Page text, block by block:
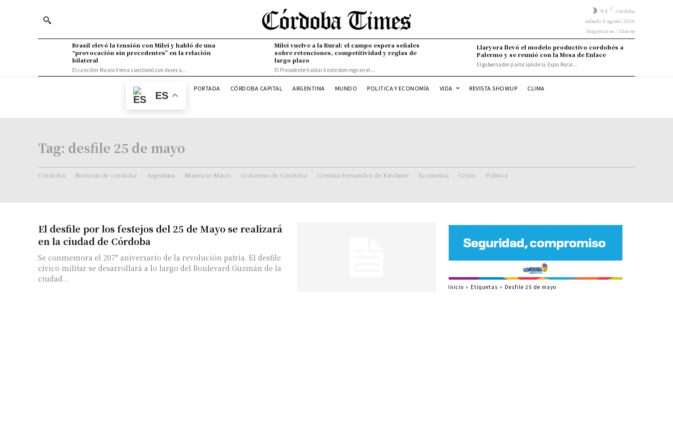
9.1 C Córdoba
sábado 8 agosto 2026
Registrarse / Unirse
Brasil elevó la tensión con Milei y habló de una
“provocación sin precedentes” en la relación
bilateral
El canciller Mauro Vieira cuestionó con dureza...
Milei vuelve a la Rural: el campo espera señales
sobre retenciones, competitividad y reglas de
largo plazo
El Presidente hablará este domingo en el...
Llaryora llevó el modelo productivo cordobés a
Palermo y se reunió con la Mesa de Enlace
El gobernador participó de la Expo Rural...
ES
PORTADA CÓRDOBA CAPITAL ARGENTINA MUNDO POLITICA Y ECONOMÍA VIDA REVISTA SHOWUP CLIMA
Tag: desfile 25 de mayo
Córdoba Noticias de cordoba Argentina Mauricio Macri Gobierno de Córdoba Cristina Fernandez de Kirchner Economía Crisis Politica
El desfile por los festejos del 25 de Mayo se realizará
en la ciudad de Córdoba
Se conmemora el 207° aniversario de la revolución patria. El desfile
cívico militar se desarrollará a lo largo del Boulevard Guzmán de la
ciudad...
Inicio Etiquetas Desfile 25 de mayo